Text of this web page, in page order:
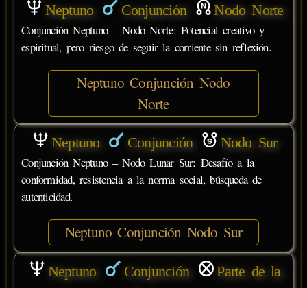
Neptuno Conjunción Nodo Norte
Conjunción Neptuno – Nodo Norte: Potencial creativo y
espiritual, pero riesgo de seguir la corriente sin reflexión.
Neptuno Conjunción Nodo
Norte
Neptuno Conjunción Nodo Sur
Conjunción Neptuno – Nodo Lunar Sur: Desafío a la
conformidad, resistencia a la norma social, búsqueda de
autenticidad.
Neptuno Conjunción Nodo Sur
Neptuno Conjunción
Parte de la